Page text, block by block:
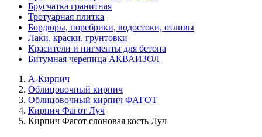
Брусчатка гранитная
Тротуарная плитка
Бордюры, поребрики, водостоки, отливы
Лаки, краски, грунтовки
Красители и пигменты для бетона
Битумная черепица АКВАИЗОЛ
А-Кирпич
Облицовочный кирпич
Облицовочный кирпич ФАГОТ
Кирпич Фагот Луч
Кирпич Фагот слоновая кость Луч